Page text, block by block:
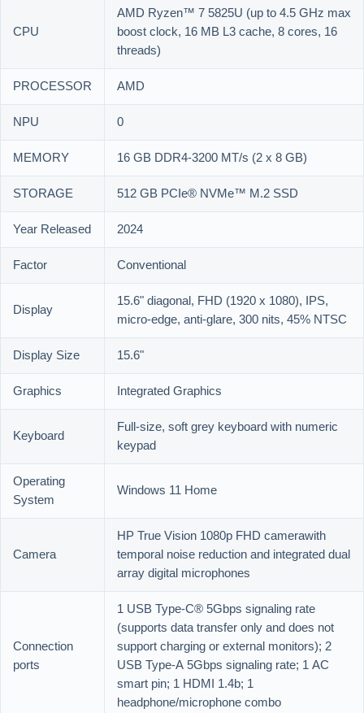
CPU
AMD Ryzen™ 7 5825U (up to 4.5 GHz max
boost clock, 16 MB L3 cache, 8 cores, 16
threads)
PROCESSOR
AMD
NPU
0
MEMORY
16 GB DDR4-3200 MT/s (2 x 8 GB)
STORAGE
512 GB PCIe® NVMe™ M.2 SSD
Year Released
2024
Factor
Conventional
Display
15.6" diagonal, FHD (1920 x 1080), IPS,
micro-edge, anti-glare, 300 nits, 45% NTSC
Display Size
15.6"
Graphics
Integrated Graphics
Keyboard
Full-size, soft grey keyboard with numeric
keypad
Operating
System
Windows 11 Home
Camera
HP True Vision 1080p FHD camerawith
temporal noise reduction and integrated dual
array digital microphones
Connection
ports
1 USB Type-C® 5Gbps signaling rate
(supports data transfer only and does not
support charging or external monitors); 2
USB Type-A 5Gbps signaling rate; 1 AC
smart pin; 1 HDMI 1.4b; 1
headphone/microphone combo